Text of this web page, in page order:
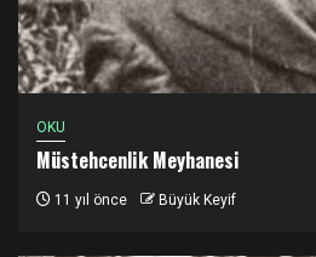
OKU
Müstehcenlik Meyhanesi
11 yıl önce Büyük Keyif